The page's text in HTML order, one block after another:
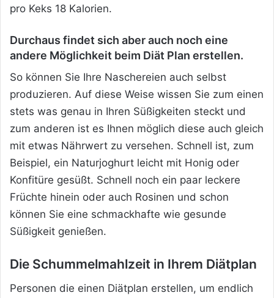
pro Keks 18 Kalorien.
Durchaus findet sich aber auch noch eine
andere Möglichkeit beim Diät Plan erstellen.
So können Sie Ihre Naschereien auch selbst
produzieren. Auf diese Weise wissen Sie zum einen
stets was genau in Ihren Süßigkeiten steckt und
zum anderen ist es Ihnen möglich diese auch gleich
mit etwas Nährwert zu versehen. Schnell ist, zum
Beispiel, ein Naturjoghurt leicht mit Honig oder
Konfitüre gesüßt. Schnell noch ein paar leckere
Früchte hinein oder auch Rosinen und schon
können Sie eine schmackhafte wie gesunde
Süßigkeit genießen.
Die Schummelmahlzeit in Ihrem Diätplan
Personen die einen Diätplan erstellen, um endlich